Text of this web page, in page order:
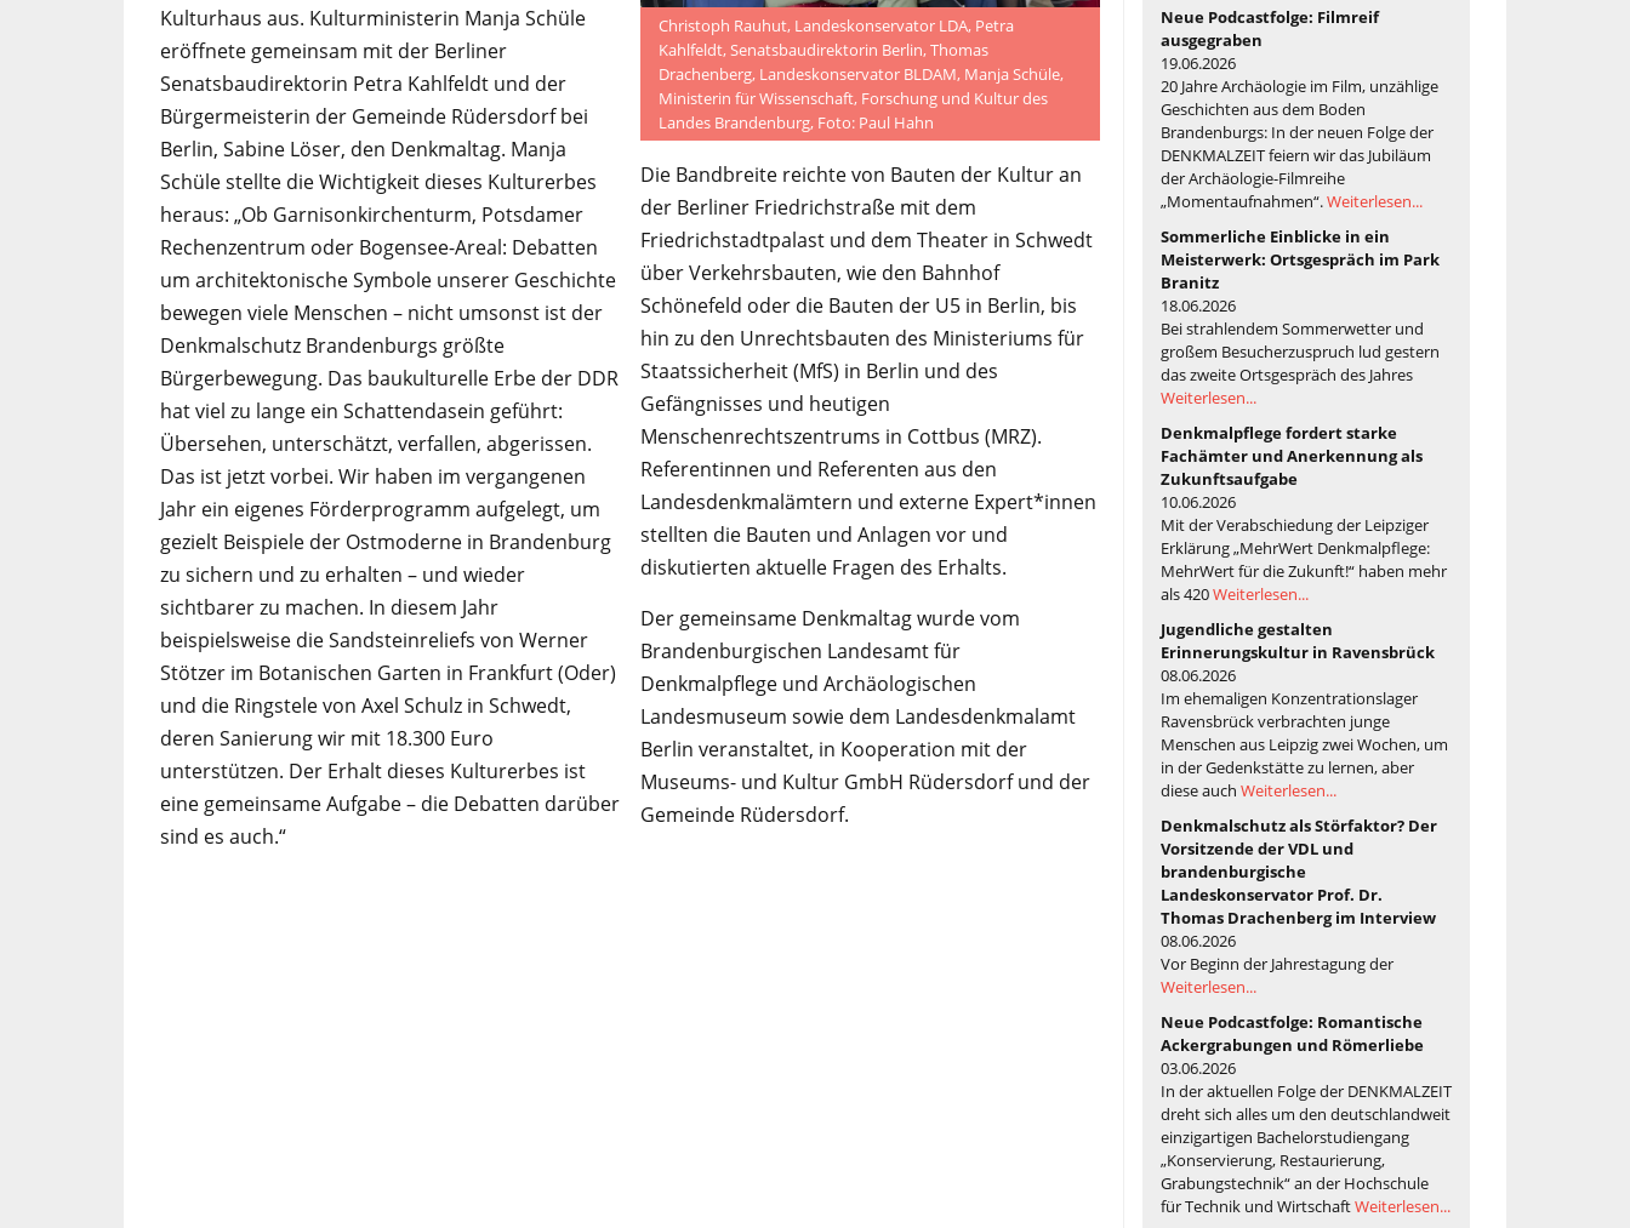
Kulturhaus aus. Kulturministerin Manja Schüle
eröffnete gemeinsam mit der Berliner
Senatsbaudirektorin Petra Kahlfeldt und der
Bürgermeisterin der Gemeinde Rüdersdorf bei
Berlin, Sabine Löser, den Denkmaltag. Manja
Schüle stellte die Wichtigkeit dieses Kulturerbes
heraus: „Ob Garnisonkirchenturm, Potsdamer
Rechenzentrum oder Bogensee-Areal: Debatten
um architektonische Symbole unserer Geschichte
bewegen viele Menschen – nicht umsonst ist der
Denkmalschutz Brandenburgs größte
Bürgerbewegung. Das baukulturelle Erbe der DDR
hat viel zu lange ein Schattendasein geführt:
Übersehen, unterschätzt, verfallen, abgerissen.
Das ist jetzt vorbei. Wir haben im vergangenen
Jahr ein eigenes Förderprogramm aufgelegt, um
gezielt Beispiele der Ostmoderne in Brandenburg
zu sichern und zu erhalten – und wieder
sichtbarer zu machen. In diesem Jahr
beispielsweise die Sandsteinreliefs von Werner
Stötzer im Botanischen Garten in Frankfurt (Oder)
und die Ringstele von Axel Schulz in Schwedt,
deren Sanierung wir mit 18.300 Euro
unterstützen. Der Erhalt dieses Kulturerbes ist
eine gemeinsame Aufgabe – die Debatten darüber
sind es auch.“
Christoph Rauhut, Landeskonservator LDA, Petra
Kahlfeldt, Senatsbaudirektorin Berlin, Thomas
Drachenberg, Landeskonservator BLDAM, Manja Schüle,
Ministerin für Wissenschaft, Forschung und Kultur des
Landes Brandenburg, Foto: Paul Hahn
Die Bandbreite reichte von Bauten der Kultur an
der Berliner Friedrichstraße mit dem
Friedrichstadtpalast und dem Theater in Schwedt
über Verkehrsbauten, wie den Bahnhof
Schönefeld oder die Bauten der U5 in Berlin, bis
hin zu den Unrechtsbauten des Ministeriums für
Staatssicherheit (MfS) in Berlin und des
Gefängnisses und heutigen
Menschenrechtszentrums in Cottbus (MRZ).
Referentinnen und Referenten aus den
Landesdenkmalämtern und externe Expert*innen
stellten die Bauten und Anlagen vor und
diskutierten aktuelle Fragen des Erhalts.
Der gemeinsame Denkmaltag wurde vom
Brandenburgischen Landesamt für
Denkmalpflege und Archäologischen
Landesmuseum sowie dem Landesdenkmalamt
Berlin veranstaltet, in Kooperation mit der
Museums- und Kultur GmbH Rüdersdorf und der
Gemeinde Rüdersdorf.
Neue Podcastfolge: Filmreif
ausgegraben
19.06.2026
20 Jahre Archäologie im Film, unzählige
Geschichten aus dem Boden
Brandenburgs: In der neuen Folge der
DENKMALZEIT feiern wir das Jubiläum
der Archäologie-Filmreihe
„Momentaufnahmen“.Weiterlesen...
Sommerliche Einblicke in ein
Meisterwerk: Ortsgespräch im Park
Branitz
18.06.2026
Bei strahlendem Sommerwetter und
großem Besucherzuspruch lud gestern
das zweite Ortsgespräch des Jahres
Weiterlesen...
Denkmalpflege fordert starke
Fachämter und Anerkennung als
Zukunftsaufgabe
10.06.2026
Mit der Verabschiedung der Leipziger
Erklärung „MehrWert Denkmalpflege:
MehrWert für die Zukunft!“ haben mehr
als 420Weiterlesen...
Jugendliche gestalten
Erinnerungskultur in Ravensbrück
08.06.2026
Im ehemaligen Konzentrationslager
Ravensbrück verbrachten junge
Menschen aus Leipzig zwei Wochen, um
in der Gedenkstätte zu lernen, aber
diese auch Weiterlesen...
Denkmalschutz als Störfaktor? Der
Vorsitzende der VDL und
brandenburgische
Landeskonservator Prof. Dr.
Thomas Drachenberg im Interview
08.06.2026
Vor Beginn der Jahrestagung der
Weiterlesen...
Neue Podcastfolge: Romantische
Ackergrabungen und Römerliebe
03.06.2026
In der aktuellen Folge der DENKMALZEIT
dreht sich alles um den deutschlandweit
einzigartigen Bachelorstudiengang
„Konservierung, Restaurierung,
Grabungstechnik“ an der Hochschule
für Technik und WirtschaftWeiterlesen...